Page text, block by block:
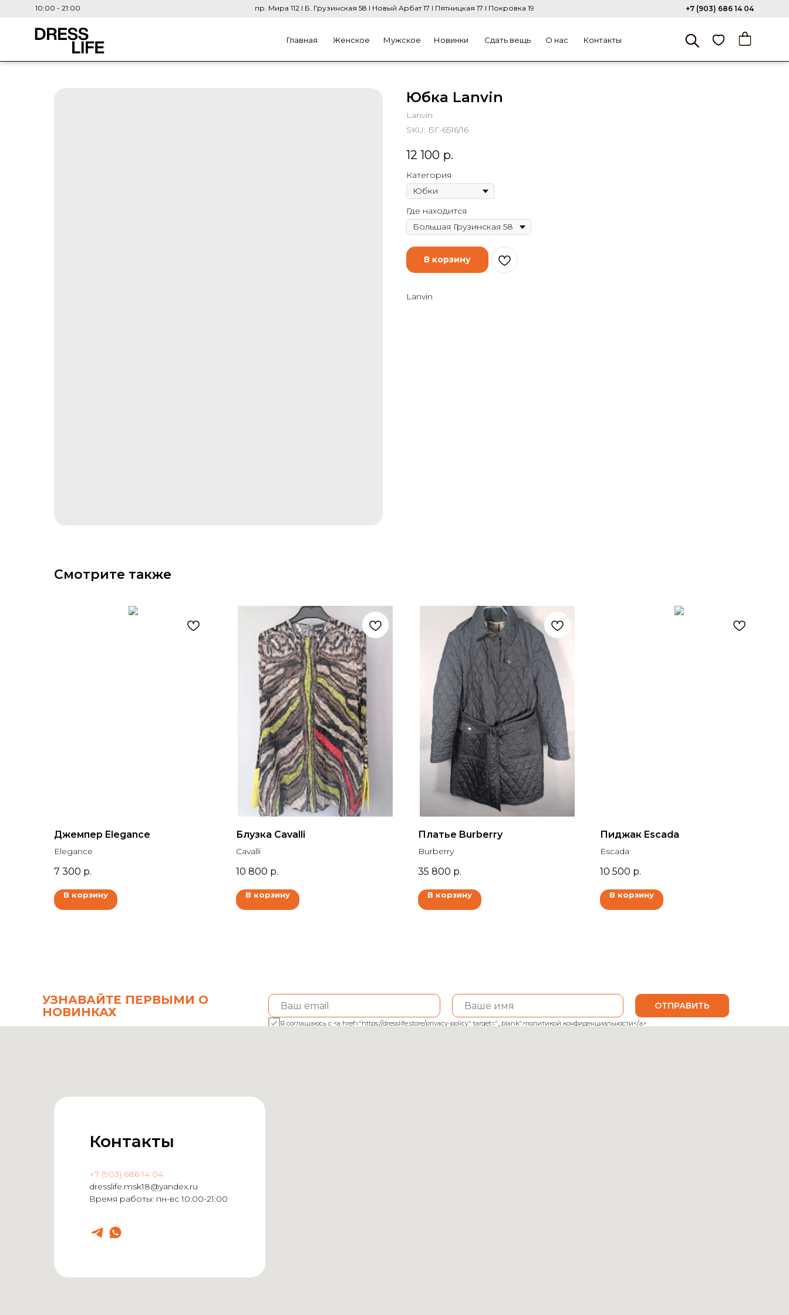
Главная Женское Мужское Новинки Сдать вещь О нас Контакты
10:00 - 21:00 пр. Мира 112 I Б. Грузинская 58 I Новый Арбат 17 I Пятницкая 17 I Покровка 19 +7 (903) 686 14 04
Юбка Lanvin
Lanvin
SKU: БГ-6516/16
12 100 р.
Категория
Где находится
В корзину
Lanvin
Смотрите также
Джемпер Elegance
Elegance
7 300 р.
В корзину
Блузка Cavalli
Cavalli
10 800 р.
В корзину
Платье Burberry
Burberry
35 800 р.
В корзину
Пиджак Escada
Escada
10 500 р.
В корзину
Я соглашаюсь с <a href="https://dresslife.store/privacy-policy" target="_blank">политикой конфиденциальности</a>
ОТПРАВИТЬ
УЗНАВАЙТЕ ПЕРВЫМИ О
НОВИНКАХ
Контакты
+7 (903) 686 14 04
dresslife.msk18@yandex.ru
Время работы: пн-вс 10:00-21:00